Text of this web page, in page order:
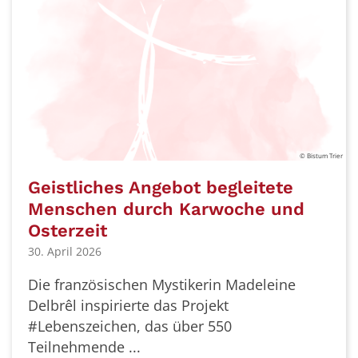
© Bistum Trier
Geistliches Angebot begleitete
Menschen durch Karwoche und
Osterzeit
30. April 2026
Die französischen Mystikerin Madeleine
Delbrêl inspirierte das Projekt
#Lebenszeichen, das über 550
Teilnehmende ...